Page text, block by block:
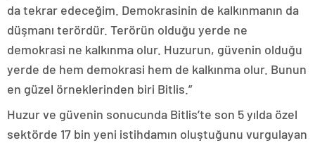
da tekrar edeceğim. Demokrasinin de kalkınmanın da
düşmanı terördür. Terörün olduğu yerde ne
demokrasi ne kalkınma olur. Huzurun, güvenin olduğu
yerde de hem demokrasi hem de kalkınma olur. Bunun
en güzel örneklerinden biri Bitlis.”
Huzur ve güvenin sonucunda Bitlis’te son 5 yılda özel
sektörde 17 bin yeni istihdamın oluştuğunu vurgulayan